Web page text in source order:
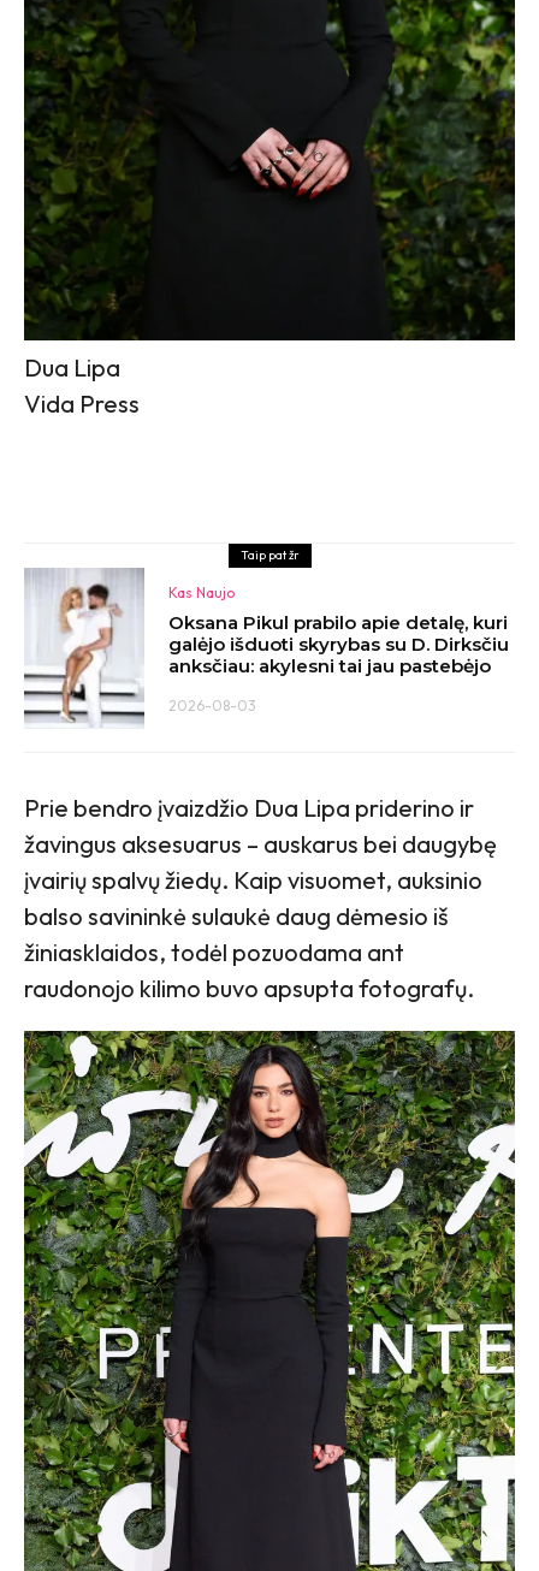
Dua Lipa
Vida Press
Taip pat žr
Kas Naujo
Oksana Pikul prabilo apie detalę, kuri
galėjo išduoti skyrybas su D. Dirksčiu
anksčiau: akylesni tai jau pastebėjo
2026-08-03
Prie bendro įvaizdžio Dua Lipa priderino ir
žavingus aksesuarus – auskarus bei daugybę
įvairių spalvų žiedų. Kaip visuomet, auksinio
balso savininkė sulaukė daug dėmesio iš
žiniasklaidos, todėl pozuodama ant
raudonojo kilimo buvo apsupta fotografų.